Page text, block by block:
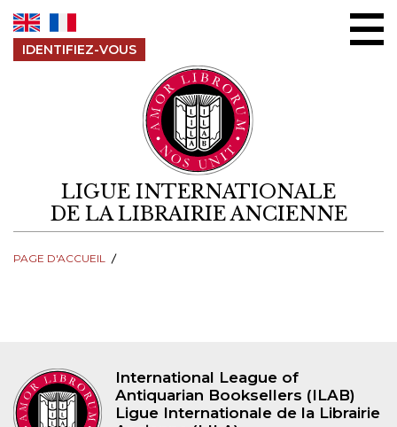
IDENTIFIEZ-VOUS
LIGUE INTERNATIONALE
DE LA LIBRAIRIE ANCIENNE
PAGE D'ACCUEIL
International League of
Antiquarian Booksellers (ILAB)
Ligue Internationale de la Librairie